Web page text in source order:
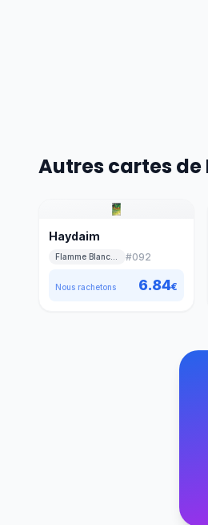
Autres cartes
Haydaim
#092
Nous rachetons 6.84€